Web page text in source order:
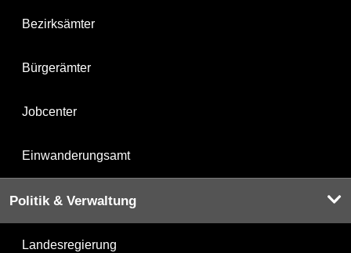
Bezirksämter
Bürgerämter
Jobcenter
Einwanderungsamt
Politik & Verwaltung
Landesregierung